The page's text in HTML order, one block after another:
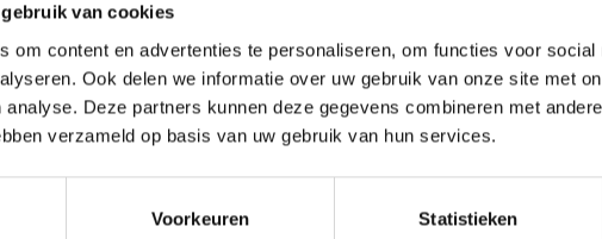
van cookies
om content en advertenties te personaliseren, om functies voor social
Ook delen we informatie over uw gebruik van onze site met
analyse. Deze partners kunnen deze gegevens combineren met
verzameld op basis van uw gebruik van hun services.
Voorkeuren Statistieken
Geraakt het probleem niet
schoolbestuur. Deze is
schoolbeleid en is de werkgever
leerkrachten. Hun
onderwijsaanbod
.